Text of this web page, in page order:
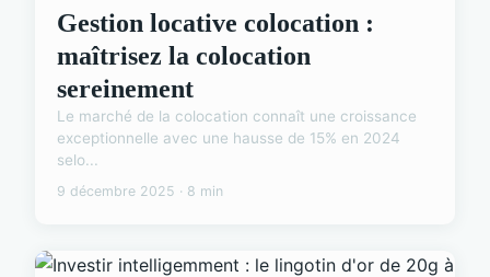
Gestion locative colocation :
maîtrisez la colocation
sereinement
Le marché de la colocation connaît une croissance
exceptionnelle avec une hausse de 15% en 2024
selo...
9 décembre 2025 · 8 min